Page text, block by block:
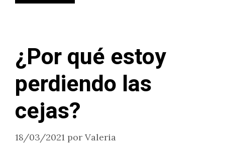
¿Por qué estoy
perdiendo las
cejas?
18/03/2021 por Valeria